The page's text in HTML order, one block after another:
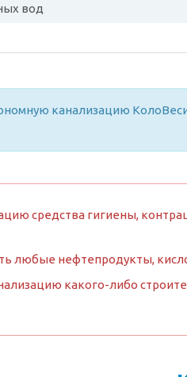
вод
канализацию
средства гигиены,
любые нефтепродукты,
какого-либо